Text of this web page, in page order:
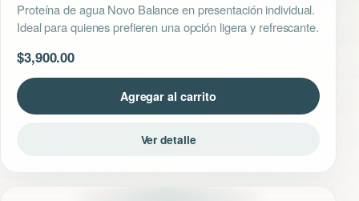
Proteína de agua Novo Balance en presentación individual.
Ideal para quienes prefieren una opción ligera y refrescante.
$3,900.00
Agregar al carrito
Ver detalle